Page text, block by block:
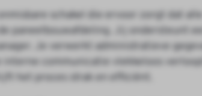
schakel die ervoor zorgt dat
paneelbouwafdeling. Jij ondersteunt
Je verwerkt administratieve
communicatie vlekkeloos
het proces strak en efficiënt.